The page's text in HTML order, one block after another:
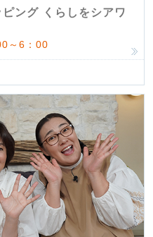
ング くらしをシアワ
～6：00